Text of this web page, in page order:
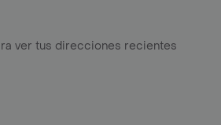
ver tus direcciones recientes